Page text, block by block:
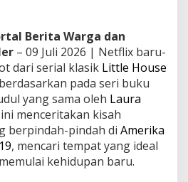
Berita Warga dan
– 09 Juli 2026 | Netflix baru-
dari serial klasik Little House
pada seri buku
yang sama oleh Laura
menceritakan kisah
berpindah-pindah di Amerika
, mencari tempat yang ideal
kehidupan baru.